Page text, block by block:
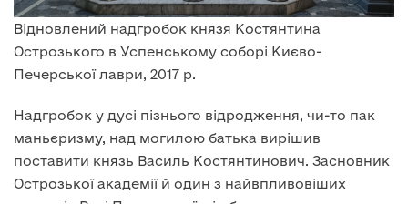
Відновлений надгробок князя Костянтина
Острозького в Успенському соборі Києво-
Печерської лаври, 2017 р.
Надгробок у дусі пізнього відродження, чи-то пак
маньєризму, над могилою батька вирішив
поставити князь Василь Костянтинович. Засновник
Острозької академії й один з найвпливовіших